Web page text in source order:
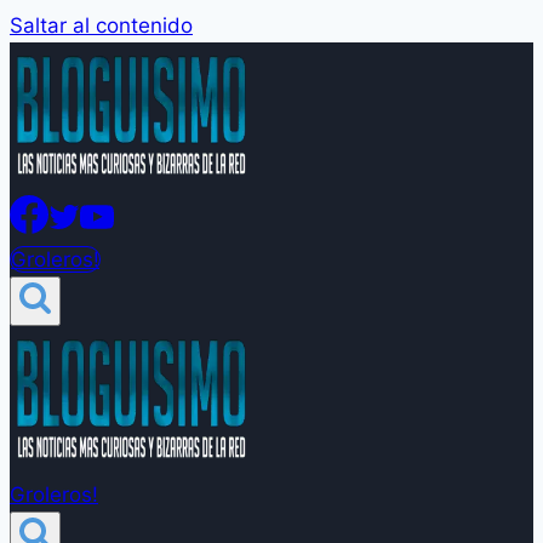
Saltar al contenido
Groleros!
Groleros!